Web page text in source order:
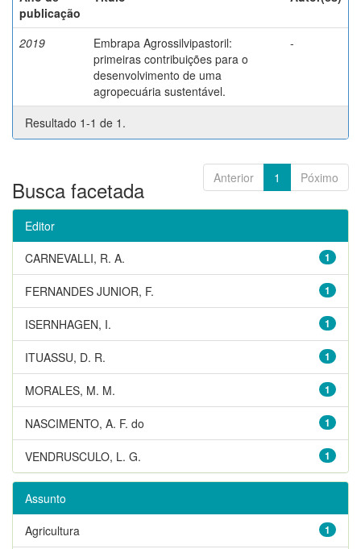
publicação
2019
Embrapa Agrossilvipastoril:
primeiras contribuições para o
desenvolvimento de uma
agropecuária sustentável.
-
Resultado 1-1 de 1.
Anterior 1 Póximo
Busca facetada
Editor
1
CARNEVALLI, R. A.
1
FERNANDES JUNIOR, F.
1
ISERNHAGEN, I.
1
ITUASSU, D. R.
1
MORALES, M. M.
1
NASCIMENTO, A. F. do
1
VENDRUSCULO, L. G.
Assunto
1
Agricultura